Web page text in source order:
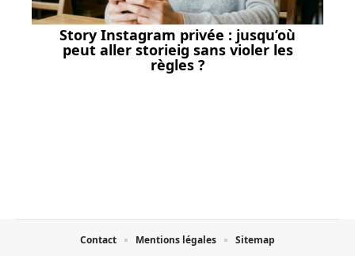
Story Instagram privée : jusqu’où
peut aller storieig sans violer les
règles ?
Contact Mentions légales Sitemap